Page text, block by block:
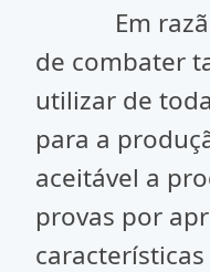
Em razão
de combater
utilizar de
para a
aceitável a
provas por